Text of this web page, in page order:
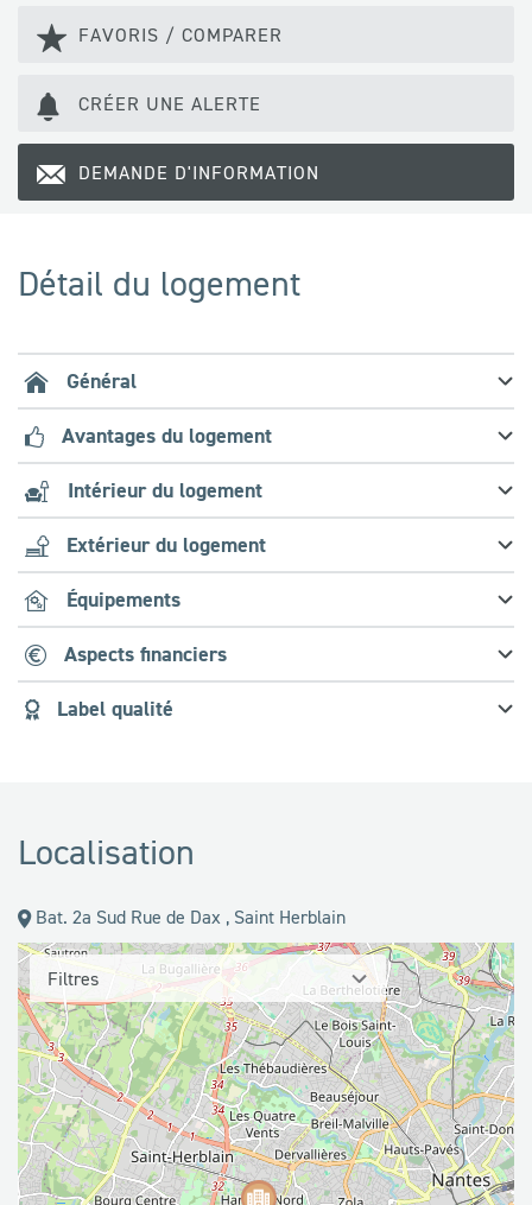
FAVORIS / COMPARER
CRÉER UNE ALERTE
DEMANDE D'INFORMATION
Détail du logement
Général
Avantages du logement
Intérieur du logement
Extérieur du logement
Équipements
Aspects financiers
Label qualité
Localisation
Bat. 2a Sud Rue de Dax , Saint Herblain
Filtres